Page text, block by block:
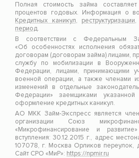
Полная стоимость займа
процентов годовых. Информация о
Кредитных каникул, реструктуризации,
период.
В соответствии с
«Об особенностях исполнения
договорам (договорам займа) лицами,
службу по мобилизации в
Федерации, лицами, принимающими
военной операции, а также членами
изменений в отдельные
Федерации» заемщиками
оформление кредитных каникул.
АО МКК Займ-Экспресс является
организации Союз
«Микрофинансирование и
вступления: 30.12.2015 г., адрес
107078, г. Москва Орликов переулок,
Сайт СРО «МиР»: https://npmir.ru